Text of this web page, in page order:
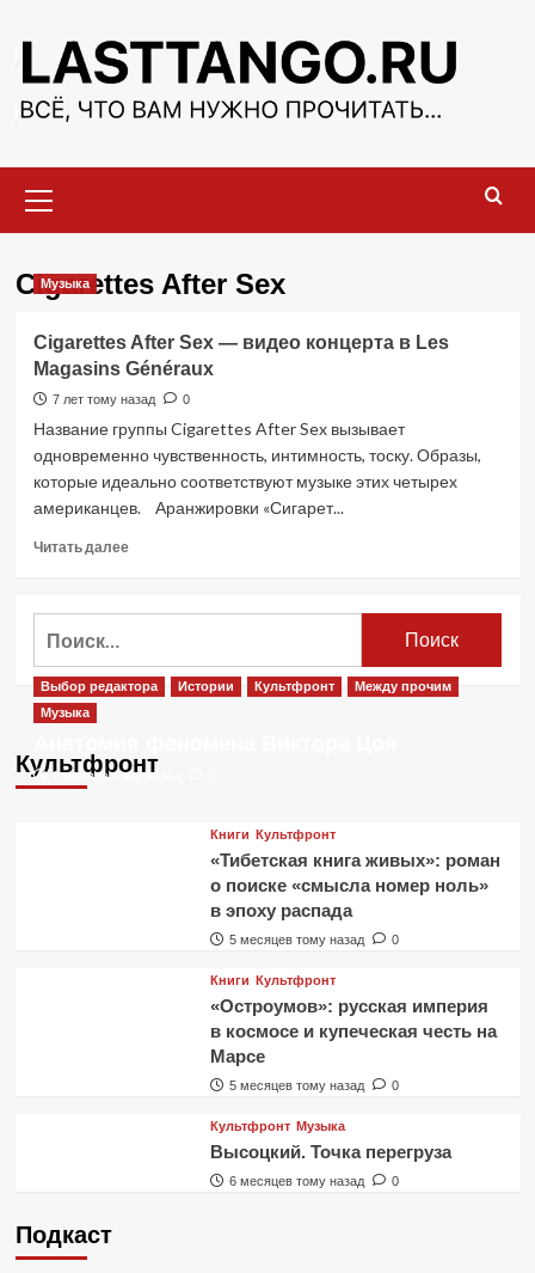
содержимому
меню
Cigarettes After Sex
Музыка
Cigarettes After Sex — видео концерта в Les
Magasins Généraux
7 лет тому назад 0
Название группы Cigarettes After Sex вызывает
одновременно чувственность, интимность, тоску. Образы,
которые идеально соответствуют музыке этих четырех
американцев. Аранжировки «Сигарет...
Читать далееПрочитать
Cigarettes
—
видео
Les
Культфронт
Выбор редактора Истории Культфронт
Между прочим
Музыка
2 месяца тому назад
Книги Культфронт
«Тибетская книга живых»: роман
о поиске «смысла номер ноль»
в эпоху распада
5 месяцев тому назад 0
Книги Культфронт
«Остроумов»: русская империя
в космосе и купеческая честь на
Марсе
5 месяцев тому назад 0
Культфронт Музыка
Высоцкий. Точка перегруза
6 месяцев тому назад 0
Подкаст